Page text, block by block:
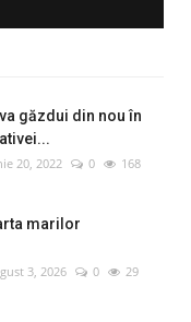
găzdui din nou în
20, 2022 0 168
marilor
3, 2026 0 29